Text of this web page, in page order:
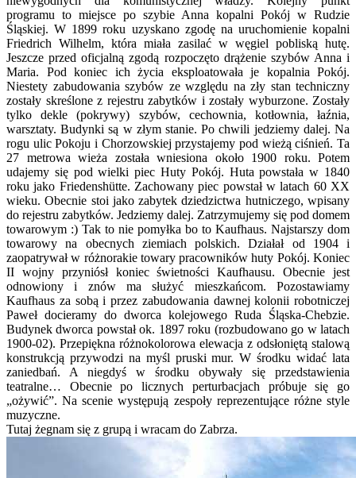
programu to miejsce po szybie Anna kopalni Pokój w Rudzie
Śląskiej. W 1899 roku uzyskano zgodę na uruchomienie kopalni
Friedrich Wilhelm, która miała zasilać w węgiel pobliską hutę.
Jeszcze przed oficjalną zgodą rozpoczęto drążenie szybów Anna i
Maria. Pod koniec ich życia eksploatowała je kopalnia Pokój.
Niestety zabudowania szybów ze względu na zły stan techniczny
zostały skreślone z rejestru zabytków i zostały wyburzone. Zostały
tylko dekle (pokrywy) szybów, cechownia, kotłownia, łaźnia,
warsztaty. Budynki są w złym stanie. Po chwili jedziemy dalej. Na
rogu ulic Pokoju i Chorzowskiej przystajemy pod wieżą ciśnień. Ta
27 metrowa wieża została wniesiona około 1900 roku. Potem
udajemy się pod wielki piec Huty Pokój. Huta powstała w 1840
roku jako Friedenshütte. Zachowany piec powstał w latach 60 XX
wieku. Obecnie stoi jako zabytek dziedzictwa hutniczego, wpisany
do rejestru zabytków. Jedziemy dalej. Zatrzymujemy się pod domem
towarowym :) Tak to nie pomyłka bo to Kaufhaus. Najstarszy dom
towarowy na obecnych ziemiach polskich. Działał od 1904 i
zaopatrywał w różnorakie towary pracowników huty Pokój. Koniec
II wojny przyniósł koniec świetności Kaufhausu. Obecnie jest
odnowiony i znów ma służyć mieszkańcom. Pozostawiamy
Kaufhaus za sobą i przez zabudowania dawnej kolonii robotniczej
Paweł docieramy do dworca kolejowego Ruda Śląska-Chebzie.
Budynek dworca powstał ok. 1897 roku (rozbudowano go w latach
1900-02). Przepiękna różnokolorowa elewacja z odsłoniętą stalową
konstrukcją przywodzi na myśl pruski mur. W środku widać lata
zaniedbań. A niegdyś w środku obywały się przedstawienia
teatralne… Obecnie po licznych perturbacjach próbuje się go
„ożywić”. Na scenie występują zespoły reprezentujące różne style
muzyczne.
Tutaj żegnam się z grupą i wracam do Zabrza.